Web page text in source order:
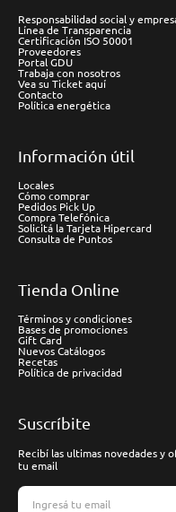
Responsabilidad social y
Línea de Transparencia
Certificación ISO 50001
Proveedores
Portal GDU
Trabaja con nosotros
Vea su Ticket aquí
Contacto
Política energética
Información útil
Locales
Cómo comprar
Pedidos Pick Up
Compra Telefónica
Solicitá la Tarjeta Hipercard
Consulta de Puntos
Tienda Online
Términos y condiciones
Bases de promociones
Gift Card
Nuevos Catálogos
Recetas
Política de privacidad
Suscríbite
Recibí las ultimas novedades y
tu email